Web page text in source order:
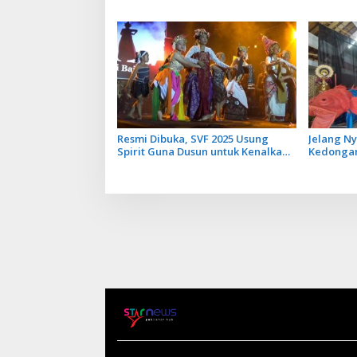
Resmi Dibuka, SVF 2025 Usung
Spirit Guna Dusun untuk Kenalkan
Jelang